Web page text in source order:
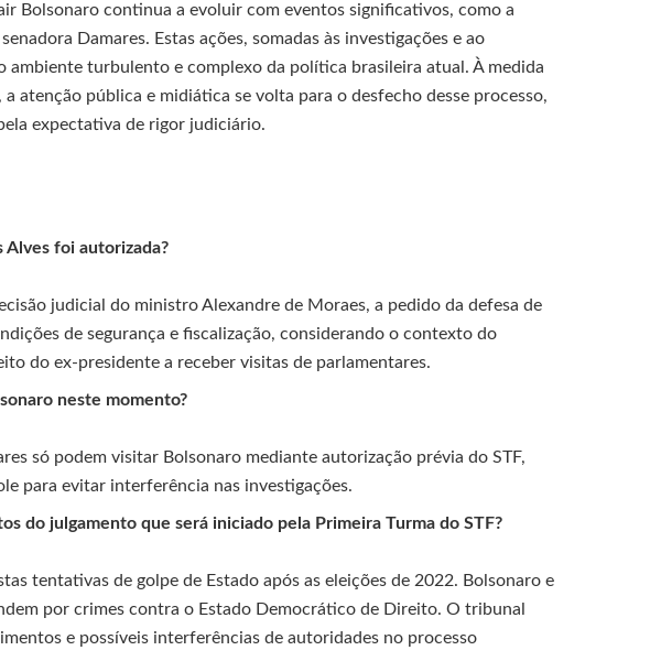
Bolsonaro continua a evoluir com eventos significativos, como a
Damares. Estas ações, somadas às investigações e ao
ambiente turbulento e complexo da política brasileira atual. À medida
atenção pública e midiática se volta para o desfecho desse processo,
expectativa de rigor judiciário.
Alves foi autorizada?
judicial do ministro Alexandre de Moraes, a pedido da defesa de
de segurança e fiscalização, considerando o contexto do
do ex-presidente a receber visitas de parlamentares.
neste momento?
só podem visitar Bolsonaro mediante autorização prévia do STF,
para evitar interferência nas investigações.
do julgamento que será iniciado pela Primeira Turma do STF?
tentativas de golpe de Estado após as eleições de 2022. Bolsonaro e
por crimes contra o Estado Democrático de Direito. O tribunal
e possíveis interferências de autoridades no processo